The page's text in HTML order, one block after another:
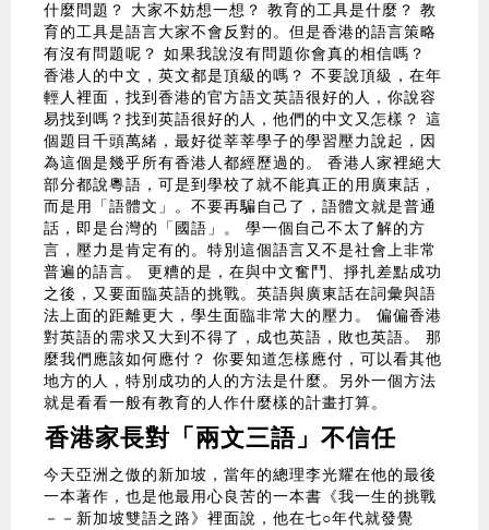
什麼問題？ 大家不妨想一想？ 教育的工具是什麼？ 教
育的工具是語言大家不會反對的。但是香港的語言策略
有沒有問題呢？ 如果我說沒有問題你會真的相信嗎？
香港人的中文，英文都是頂級的嗎？ 不要說頂級，在年
輕人裡面，找到香港的官方語文英語很好的人，你說容
易找到嗎？找到英語很好的人，他們的中文又怎樣？ 這
個題目千頭萬緒，最好從莘莘學子的學習壓力說起，因
為這個是幾乎所有香港人都經歷過的。 香港人家裡絕大
部分都說粵語，可是到學校了就不能真正的用廣東話，
而是用「語體文」。不要再騙自己了，語體文就是普通
話，即是台灣的「國語」。 學一個自己不太了解的方
言，壓力是肯定有的。特別這個語言又不是社會上非常
普遍的語言。 更糟的是，在與中文奮鬥、掙扎差點成功
之後，又要面臨英語的挑戰。英語與廣東話在詞彙與語
法上面的距離更大，學生面臨非常大的壓力。 偏偏香港
對英語的需求又大到不得了，成也英語，敗也英語。 那
麼我們應該如何應付？ 你要知道怎樣應付，可以看其他
地方的人，特別成功的人的方法是什麼。另外一個方法
就是看看一般有教育的人作什麼樣的計畫打算。
香港家長對「兩文三語」不信任
今天亞洲之傲的新加坡，當年的總理李光耀在他的最後
一本著作，也是他最用心良苦的一本書《我一生的挑戰
－－新加坡雙語之路》裡面說，他在七○年代就發覺